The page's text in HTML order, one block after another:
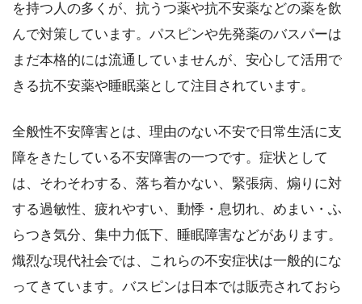
を持つ人の多くが、抗うつ薬や抗不安薬などの薬を飲
んで対策しています。パスピンや先発薬のバスパーは
まだ本格的には流通していませんが、安心して活用で
きる抗不安薬や睡眠薬として注目されています。
全般性不安障害とは、理由のない不安で日常生活に支
障をきたしている不安障害の一つです。症状として
は、そわそわする、落ち着かない、緊張病、煽りに対
する過敏性、疲れやすい、動悸・息切れ、めまい・ふ
らつき気分、集中力低下、睡眠障害などがあります。
熾烈な現代社会では、これらの不安症状は一般的にな
ってきています。バスピンは日本では販売されておら